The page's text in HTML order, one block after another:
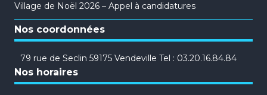
Village de Noël 2026 – Appel à candidatures
Nos coordonnées
79 rue de Seclin 59175 Vendeville Tel : 03.20.16.84.84
Nos horaires